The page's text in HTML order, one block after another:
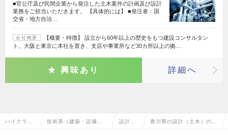
■官公庁及び民間企業から発注した土木案件の計画及び設計
業務をご担当いただきます。 【具体的には】 ■発注者：国
交省・地方自治…
会社概要
【概要・特徴】 設立から60年以上の歴史をもつ建設コンサルタン
ト。大阪と東京に本社を置き、支店や事業所など30カ所以上の拠…
興味あり 詳細へ
ハイクラス 技術系（建築・設備・ 設計 香川県の設計（土木）の転